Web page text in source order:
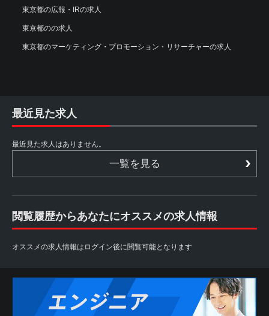
東京都の広報・IRの求人
東京都のの求人
東京都のマーケティング・プロモーション・リサーチャーの求人
最近見た求人
最近見た求人はありません。
一覧を見る
閲覧履歴からあなたにオススメの求人情報
オススメの求人情報はログイン後に閲覧可能となります